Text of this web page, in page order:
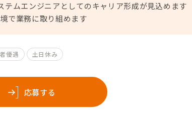
ムエンジニアとしてのキャリア形成が見込めます
で業務に取り組めます
優遇 土日休み
応募する